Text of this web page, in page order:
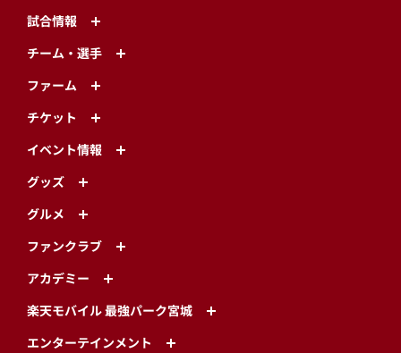
試合情報
チーム・選手
ファーム
チケット
イベント情報
グッズ
グルメ
ファンクラブ
アカデミー
楽天モバイル 最強パーク宮城
エンターテインメント